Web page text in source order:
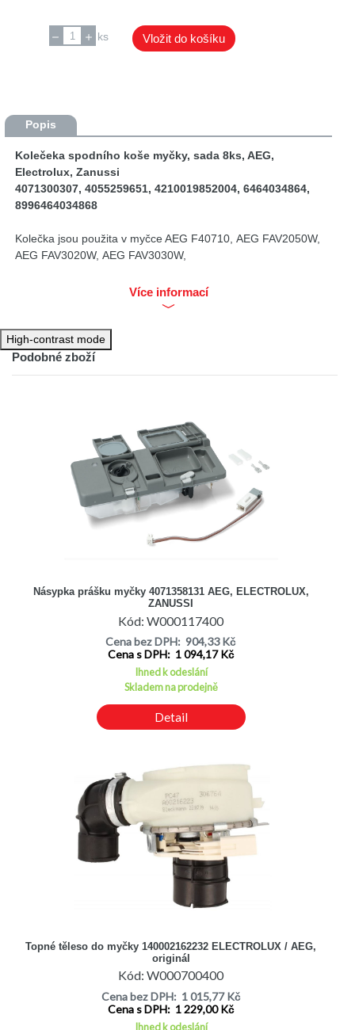
ks Vložit do košíku
Popis
Kolečeka spodního koše myčky, sada 8ks, AEG,
Electrolux, Zanussi
4071300307, 4055259651, 4210019852004, 6464034864,
8996464034868
Kolečka jsou použita v myčce AEG F40710, AEG FAV2050W,
AEG FAV3020W, AEG FAV3030W,
AEG FAV4045W, AEG FAV4050W, AEG FAV4050W10, AEG
AEG FAV42ID, AEG FAV43050IB, AEG FAV43070IM, AEG
AEG FAV64075IM,
AEG FAV64085IM, AEG FAV65062IW, AEG FAV7081UWDK, AEG
Více informací
High-contrast mode
Podobné zboží
Násypka prášku myčky 4071358131 AEG, ELECTROLUX,
ZANUSSI
Kód: W000117400
Cena bez DPH: 904,33 Kč
Cena s DPH: 1 094,17 Kč
Ihned k odeslání
Skladem na prodejně
Detail
Topné těleso do myčky 140002162232 ELECTROLUX / AEG,
originál
Kód: W000700400
Cena bez DPH: 1 015,77 Kč
Cena s DPH: 1 229,00 Kč
Ihned k odeslání